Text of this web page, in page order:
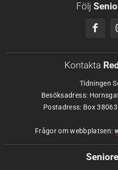
Följ
Kontakta
Tidningen
Besöksadress:
Postadress: Box
Frågor om webbplatsen: